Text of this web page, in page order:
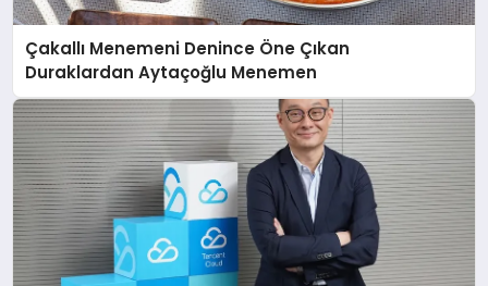
Çakallı Menemeni Denince Öne Çıkan
Duraklardan Aytaçoğlu Menemen